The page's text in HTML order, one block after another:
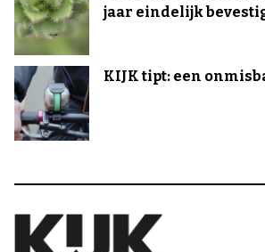
jaar eindelijk
KIJK tipt: een